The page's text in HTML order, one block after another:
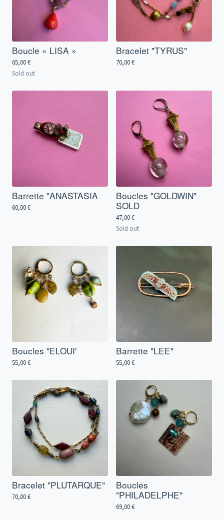
Boucle « LISA »
65,00€
Sold out
Bracelet "TYRUS"
70,00€
Barrette "ANASTASIA
60,00€
Boucles "GOLDWIN"
SOLD
47,00€
Sold out
Boucles "ELOUI'
55,00€
Barrette "LEE"
55,00€
Bracelet "PLUTARQUE"
70,00€
Boucles
"PHILADELPHE"
69,00€